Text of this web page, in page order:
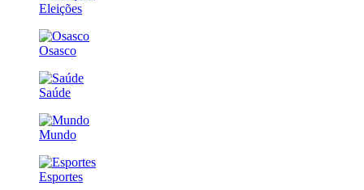
Eleições
Osasco
Saúde
Mundo
Esportes